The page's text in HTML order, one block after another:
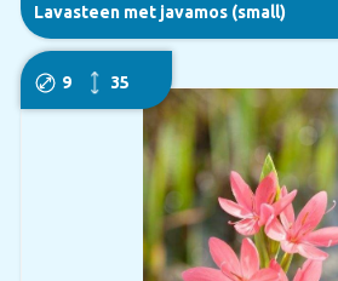
Lavasteen met javamos (small)
9 35